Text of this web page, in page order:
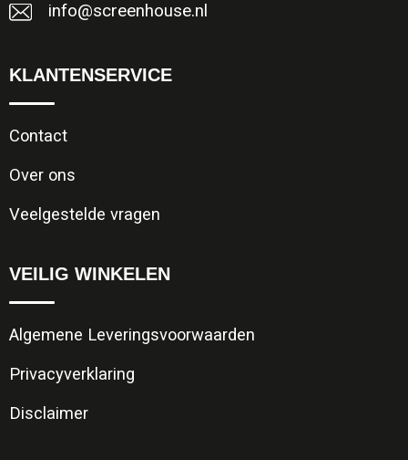
info@screenhouse.nl
KLANTENSERVICE
Contact
Over ons
Veelgestelde vragen
VEILIG WINKELEN
Algemene Leveringsvoorwaarden
Privacyverklaring
Disclaimer